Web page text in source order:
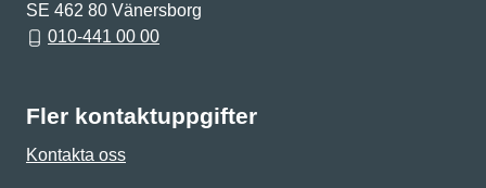
SE 462 80 Vänersborg
010-441 00 00
Fler kontaktuppgifter
Kontakta oss